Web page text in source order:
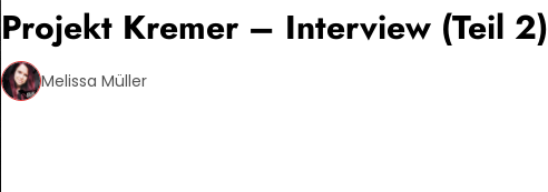
Projekt Kremer – Interview (Teil 2)
Melissa Müller